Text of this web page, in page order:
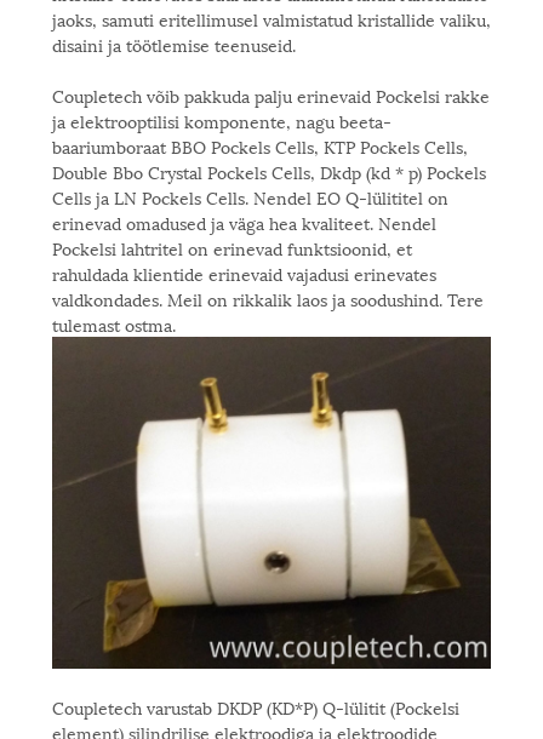
jaoks, samuti eritellimusel valmistatud kristallide valiku,
disaini ja töötlemise teenuseid.
Coupletech võib pakkuda palju erinevaid Pockelsi rakke
ja elektrooptilisi komponente, nagu beeta-
baariumboraat BBO Pockels Cells, KTP Pockels Cells,
Double Bbo Crystal Pockels Cells, Dkdp (kd * p) Pockels
Cells ja LN Pockels Cells. Nendel EO Q-lülititel on
erinevad omadused ja väga hea kvaliteet. Nendel
Pockelsi lahtritel on erinevad funktsioonid, et
rahuldada klientide erinevaid vajadusi erinevates
valdkondades. Meil on rikkalik laos ja soodushind. Tere
tulemast ostma.
Coupletech varustab DKDP (KD*P) Q-lülitit (Pockelsi
element) silindrilise elektroodiga ja elektroodide